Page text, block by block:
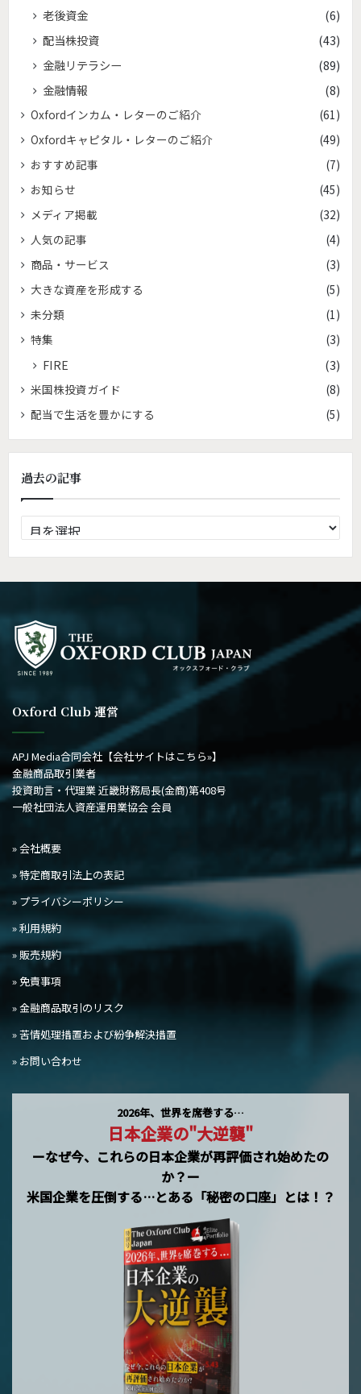
老後資金
(6)
配当株投資
(43)
金融リテラシー
(89)
金融情報
(8)
Oxfordインカム・レターのご紹介
(61)
Oxfordキャピタル・レターのご紹介
(49)
おすすめ記事
(7)
お知らせ
(45)
メディア掲載
(32)
人気の記事
(4)
商品・サービス
(3)
大きな資産を形成する
(5)
未分類
(1)
特集
(3)
FIRE (3)
米国株投資ガイド
(8)
配当で生活を豊かにする
(5)
過去の記事
去
の
Oxford Club 運営
APJ Media合同会社【会社サイトはこちら»】
金融商品取引業者
投資助言・代理業 近畿財務局長(金商)第408号
一般社団法人資産運用業協会 会員
» 会社概要
» 特定商取引法上の表記
» プライバシーポリシー
» 利用規約
» 販売規約
» 免責事項
» 金融商品取引のリスク
» 苦情処理措置および紛争解決措置
» お問い合わせ
2026年、世界を席巻する…
日本企業の"大逆襲"
ーなぜ今、これらの日本企業が再評価され始めたの
か？ー
米国企業を圧倒する…とある「秘密の口座」とは！？